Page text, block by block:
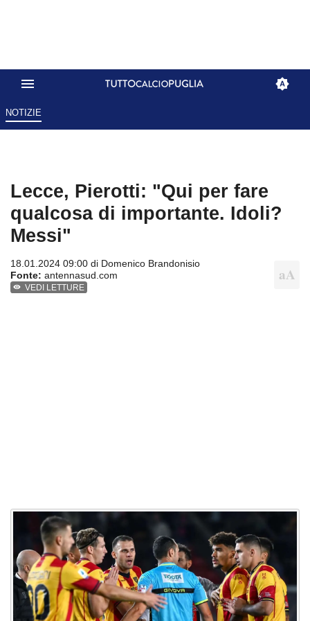
NOTIZIE
Lecce, Pierotti: "Qui per fare
qualcosa di importante. Idoli?
Messi"
18.01.2024 09:00 di Domenico Brandonisio
Fonte: antennasud.com
VEDI LETTURE